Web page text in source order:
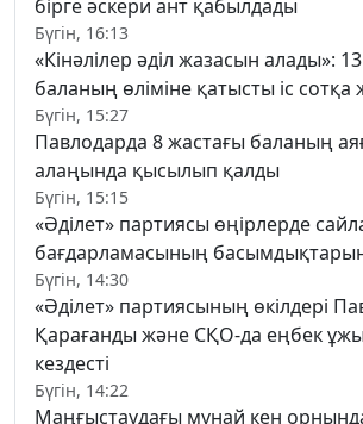
бірге әскери ант қабылдады
Бүгін, 16:13
«Кінәлілер әділ жазасын алады»:
баланың өліміне қатысты іс сотқа
Бүгін, 15:27
Павлодарда 8 жастағы баланың
алаңында қысылып қалды
Бүгін, 15:15
«Әділет» партиясы өңірлерде
бағдарламасының
Бүгін, 14:30
«Әділет» партиясының өкілдері
Қарағанды және СҚО-да еңбек
кездесті
Бүгін, 14:22
Маңғыстаудағы мұнай кен